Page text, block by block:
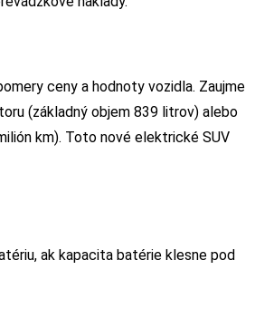
ceny a hodnoty vozidla. Zaujme
(základný objem 839 litrov) alebo
km). Toto nové elektrické SUV
ak kapacita batérie klesne pod